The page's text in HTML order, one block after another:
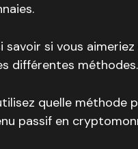
savoir si vous aimeriez
différentes méthodes.
quelle méthode
passif en